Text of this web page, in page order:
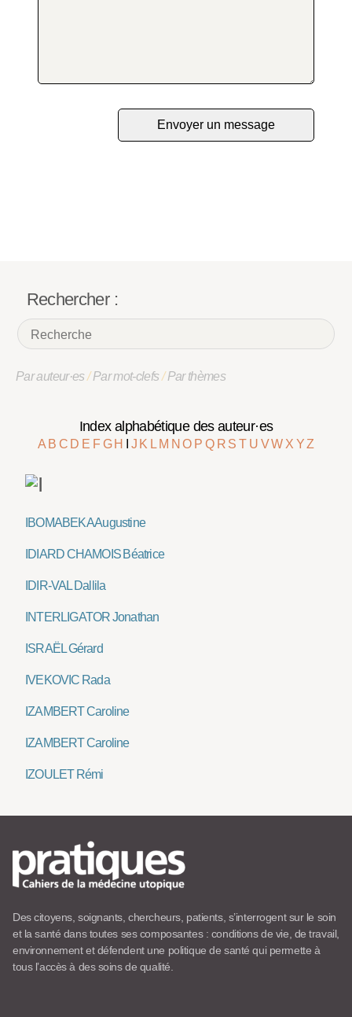
Rechercher :
Par auteur·es/Par mot-clefs/Par thèmes
Index alphabétique des auteur·es
A B C D E F G H J K L M NO P Q R ST U VW X YZ
IBOMABEKA Augustine
IDIARD CHAMOIS Béatrice
IDIR-VAL Dallila
INTERLIGATOR Jonathan
ISRAËL Gérard
IVEKOVIC Rada
IZAMBERT Caroline
IZAMBERT Caroline
IZOULET Rémi
Des citoyens, soignants, chercheurs, patients, s’interrogent sur le soin
et la santé dans toutes ses composantes : conditions de vie, de travail,
environnement et défendent une politique de santé qui permette à
tous l’accès à des soins de qualité.